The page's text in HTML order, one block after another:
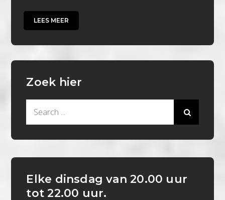
LEES MEER
Zoek hier
Elke dinsdag van 20.00 uur
tot 22.00 uur.